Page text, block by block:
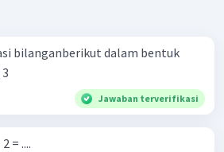
bilanganberikut dalam bentuk
3
Jawaban terverifikasi
= ....